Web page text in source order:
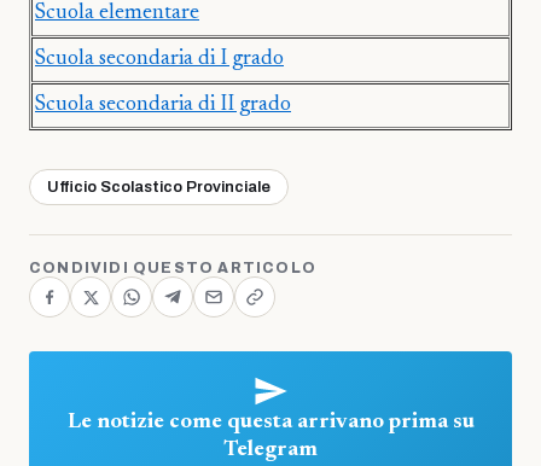
Scuola elementare
Scuola secondaria di I grado
Scuola secondaria di II grado
Ufficio Scolastico Provinciale
CONDIVIDI QUESTO ARTICOLO
Le notizie come questa arrivano prima su
Telegram